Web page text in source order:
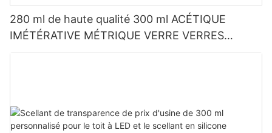
280 ml de haute qualité 300 ml ACÉTIQUE
IMÉTÉRATIVE MÉTRIQUE VERRE VERRES
SILICONE SECHER